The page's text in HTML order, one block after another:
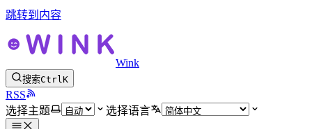
跳转到内容
Wink
搜索CtrlK
RSS
选择主题
选择语言